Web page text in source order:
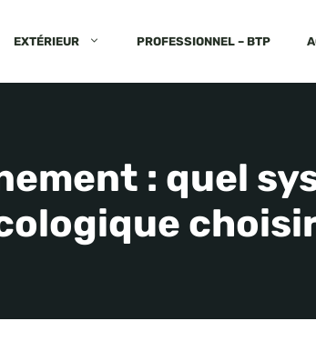
EXTÉRIEUR PROFESSIONNEL – BTP
: quel